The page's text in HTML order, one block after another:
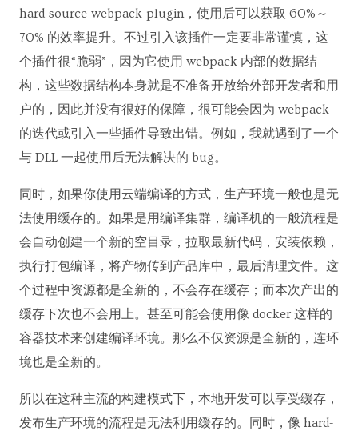
hard-source-webpack-plugin，使用后可以获取 60%～
70% 的效率提升。不过引入该插件一定要非常谨慎，这
个插件很“脆弱”，因为它使用 webpack 内部的数据结
构，这些数据结构本身就是不准备开放给外部开发者和用
户的，因此并没有很好的保障，很可能会因为 webpack
的迭代或引入一些插件导致出错。例如，我就遇到了一个
与 DLL 一起使用后无法解决的 bug。
同时，如果你使用云端编译的方式，生产环境一般也是无
法使用缓存的。如果是用编译集群，编译机的一般流程是
会自动创建一个新的空目录，拉取最新代码，安装依赖，
执行打包编译，将产物传到产品库中，最后清理文件。这
个过程中资源都是全新的，不会存在缓存；而本次产出的
缓存下次也不会用上。甚至可能会使用像 docker 这样的
容器技术来创建编译环境。那么不仅资源是全新的，连环
境也是全新的。
所以在这种主流的构建模式下，本地开发可以享受缓存，
发布生产环境的流程是无法利用缓存的。同时，像 hard-